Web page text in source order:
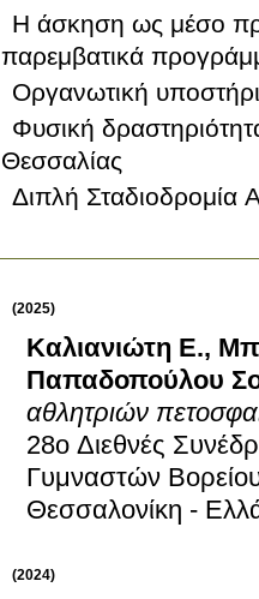
Η άσκηση ως μέσο
παρεμβατικά
Οργανωτική
Φυσική
Θεσσαλίας
Διπλή Σταδιοδρομία
(2025)
Καλιανιώτη Ε.,
Παπαδοπούλου
αθλητριών
28ο Διεθνές
Γυμναστών
Θεσσαλονίκη -
(2024)